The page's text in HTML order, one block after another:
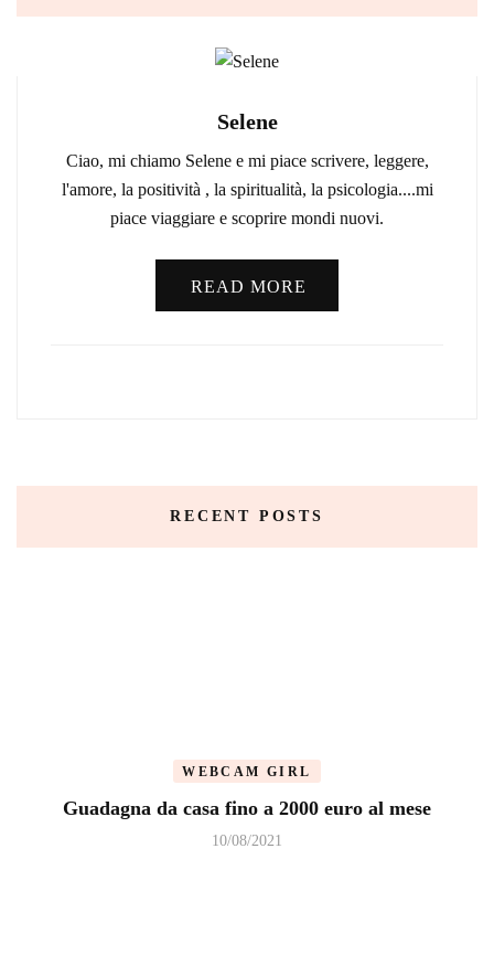
Selene
Ciao, mi chiamo Selene e mi piace scrivere, leggere,
l'amore, la positività , la spiritualità, la psicologia....mi
piace viaggiare e scoprire mondi nuovi.
READ MORE
RECENT POSTS
WEBCAM GIRL
Guadagna da casa fino a 2000 euro al mese
10/08/2021